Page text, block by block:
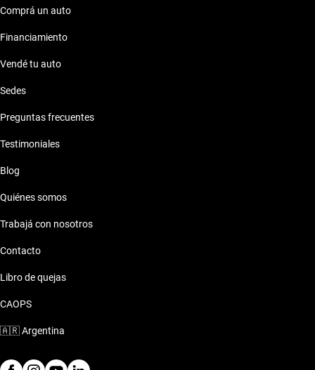
Comprá un auto
Financiamiento
Vendé tu auto
Sedes
Preguntas frecuentes
Testimoniales
Blog
Quiénes somos
Trabajá con nosotros
Contacto
Libro de quejas
CAOPS
🇦🇷Argentina